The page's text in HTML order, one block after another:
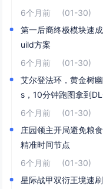
6个月前
(01-30)
第一后裔终极模块速
uild方案
6个月前
(01-30)
艾尔登法环，黄金树
s，10分钟跑图拿到
6个月前
(01-30)
庄园领主开局避免粮
精准时间节点
6个月前
(01-30)
星际战甲双衍王境速